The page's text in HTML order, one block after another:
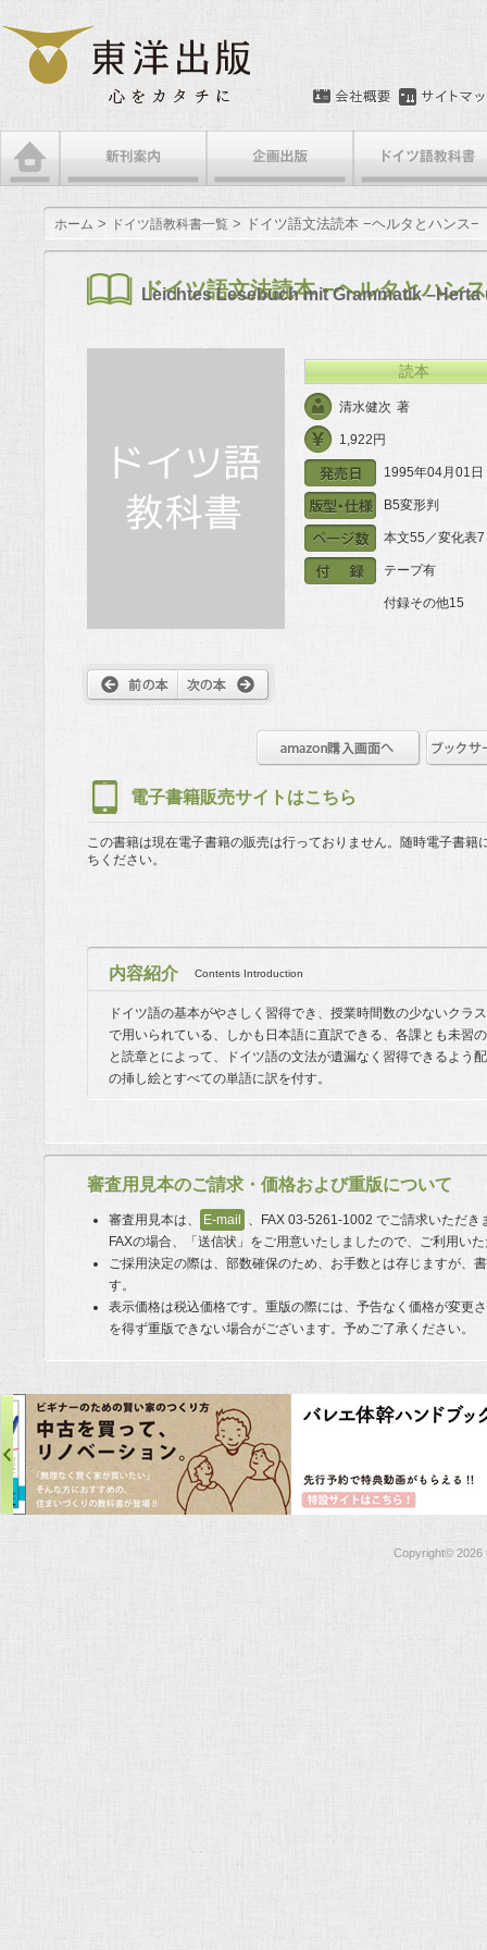
メインメニュー
メインコンテンツへ移動
サブコンテンツへ移動
ホーム > ドイツ語教科書一覧 > ドイツ語文法読本 −ヘルタとハン
ドイツ語文法読本 −ヘルタとハ
読本
Leichtes Lesebuch mit Grammatik –Herta
1,922円
清水健次 著
1995年04月01日
B5変形判
本文55／変化表7
テープ有
付録その他15
電子書籍販売サイトはこちら
この書籍は現在電子書籍の販売は行っておりません。 随時電子書籍
ちください。
内容紹介 Contents Introduction
ドイツ語の基本がやさしく習得でき、授業時間数の少ないクラ
で用いられている、しかも日本語に直訳できる、各課とも未習
と読章とによって、ドイツ語の文法が遺漏なく習得できるよう
の挿し絵とすべての単語に訳を付す。
審査用見本のご請求・価格および重版について
審査用見本は、 E-mail
、FAX 03-5261-1002 でご請求いただき
FAXの場合、「送信状」をご用意いたしましたので、ご利用い
ご採用決定の際は、部数確保のため、お手数とは存じますが、
す。
表示価格は税込価格です。重版の際には、予告なく価格が変更
を得ず重版できない場合がございます。予めご了承ください。
Copyright© 2026